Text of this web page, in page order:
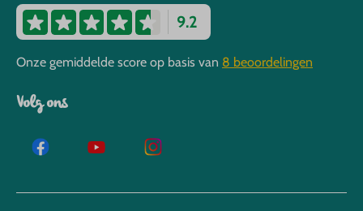
9.2
Onze gemiddelde score op basis van 8 beoordelingen
Volg ons